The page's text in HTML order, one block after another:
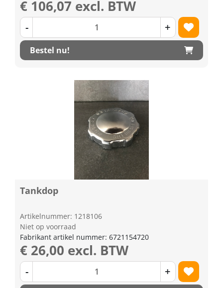
€ 106,07 excl. BTW
- +
Bestel nu!
Tankdop
Artikelnummer: 1218106
Niet op voorraad
Fabrikant artikel nummer: 6721154720
€ 26,00 excl. BTW
- +